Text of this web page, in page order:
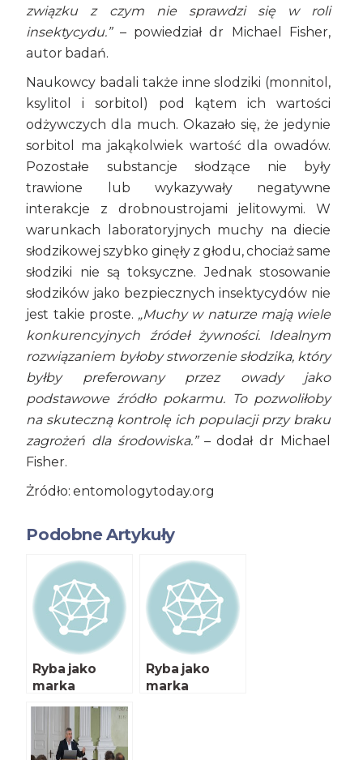
związku z czym nie sprawdzi się w roli
insektycydu.”– powiedział dr Michael Fisher,
autor badań.
Naukowcy badali także inne slodziki (monnitol,
ksylitol i sorbitol) pod kątem ich wartości
odżywczych dla much. Okazało się, że jedynie
sorbitol ma jakąkolwiek wartość dla owadów.
Pozostałe substancje słodzące nie były
trawione lub wykazywały negatywne
interakcje z drobnoustrojami jelitowymi. W
warunkach laboratoryjnych muchy na diecie
słodzikowej szybko ginęły z głodu, chociaż same
słodziki nie są toksyczne. Jednak stosowanie
słodzików jako bezpiecznych insektycydów nie
jest takie proste. „Muchy w naturze mają wiele
konkurencyjnych źródeł żywności. Idealnym
rozwiązaniem byłoby stworzenie słodzika, który
byłby preferowany przez owady jako
podstawowe źródło pokarmu. To pozwoliłoby
na skuteczną kontrolę ich populacji przy braku
zagrożeń dla środowiska.”– dodał dr Michael
Fisher.
Żródło: entomologytoday.org
Podobne Artykuły
Ryba jako
marka
regionu
Ryba jako
marka